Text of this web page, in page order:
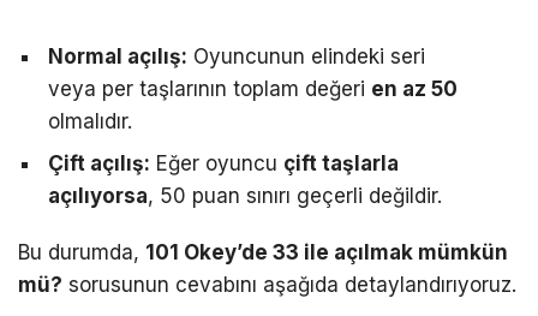
Normal açılış: Oyuncunun elindeki seri
veya per taşlarının toplam değeri en az 50
olmalıdır.
Çift açılış: Eğer oyuncu çift taşlarla
açılıyorsa, 50 puan sınırı geçerli değildir.
Bu durumda, 101 Okey’de 33 ile açılmak mümkün
mü? sorusunun cevabını aşağıda detaylandırıyoruz.